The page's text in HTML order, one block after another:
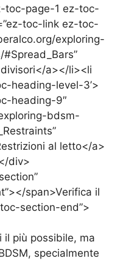
toc-page-1 ez-toc-
toc-link ez-toc-
exploring-
a></li><li
heading-level-3’>
heading-9″
bdsm-
al letto</a>
div>
span>Verifica il
section-end”>
il più possibile, ma
specialmente